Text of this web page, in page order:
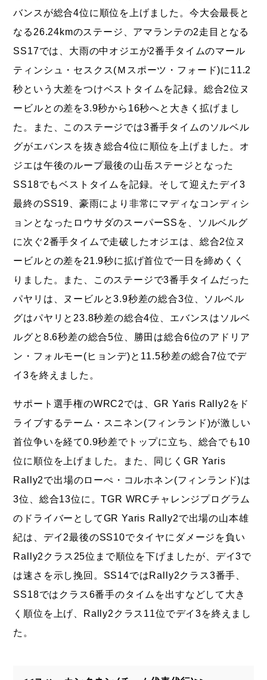
バンスが総合4位に順位を上げました。今大会最長と
なる26.24kmのステージ、アマランテの2走目となる
SS17では、大雨の中オジエが2番手タイムのマール
ティンシュ・セスクス(Ｍスポーツ・フォード)に11.2
秒という大差をつけベストタイムを記録。総合2位ヌ
ービルとの差を3.9秒から16秒へと大きく拡げまし
た。また、このステージでは3番手タイムのソルベル
グがエバンスを抜き総合4位に順位を上げました。オ
ジエは午後のループ最後の山岳ステージとなった
SS18でもベストタイムを記録。そして迎えたデイ3
最終のSS19、豪雨により非常にマディなコンディシ
ョンとなったロウサダのスーパーSSを、ソルベルグ
に次ぐ2番手タイムで走破したオジエは、総合2位ヌ
ービルとの差を21.9秒に拡げ首位で一日を締めくく
りました。また、このステージで3番手タイムだった
パヤリは、ヌービルと3.9秒差の総合3位、ソルベル
グはパヤリと23.8秒差の総合4位、エバンスはソルベ
ルグと8.6秒差の総合5位、勝田は総合6位のアドリア
ン・フォルモー(ヒョンデ)と11.5秒差の総合7位でデ
イ3を終えました。
サポート選手権のWRC2では、GR Yaris Rally2をド
ライブするテーム・スニネン(フィンランド)が激しい
首位争いを経て0.9秒差でトップに立ち、総合でも10
位に順位を上げました。また、同じくGR Yaris
Rally2で出場のローぺ・コルホネン(フィンランド)は
3位、総合13位に。TGR WRCチャレンジプログラム
のドライバーとしてGR Yaris Rally2で出場の山本雄
紀は、デイ2最後のSS10でタイヤにダメージを負い
Rally2クラス25位まで順位を下げましたが、デイ3で
は速さを示し挽回。SS14ではRally2クラス3番手、
SS18ではクラス6番手のタイムを出すなどして大き
く順位を上げ、Rally2クラス11位でデイ3を終えまし
た。